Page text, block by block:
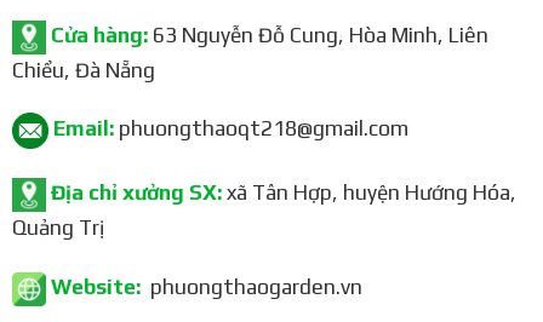
Ổi Ruby có thể được trồng trong chậu hoặc trồng ngoài
đất
Lợi ích khi trồng ổi Ruby:
Ổi Ruby là loại trái cây giàu vitamin và khoáng chất, tốt
cho sức khỏe
sấy khô hoặc chế biến thành các món ăn khác
Cửa hàng:63 Nguyễn Đỗ Cung, Hòa Minh, Liên
Chiểu, Đà Nẵng
Email:phuongthaoqt218@gmail.com
Địa chỉ xưởng SX:xã Tân Hợp, huyện Hướng Hóa,
Quảng Trị
Website:phuongthaogarden.vn